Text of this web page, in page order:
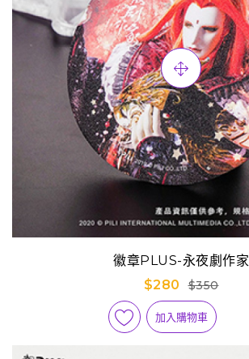
徽章PLUS-永夜劇作家
$280
$350
加入購物車